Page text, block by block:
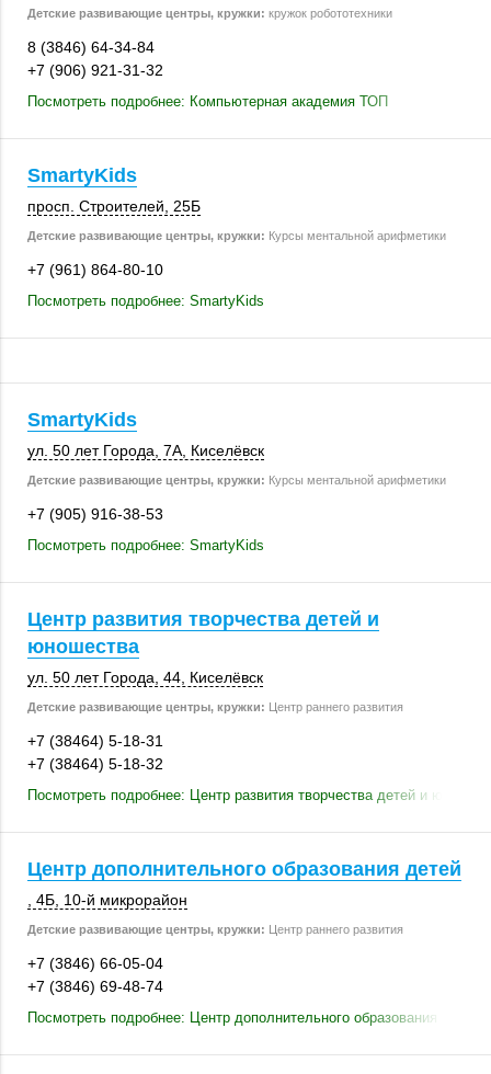
Детские развивающие центры, кружки: кружок робототехники
8 (3846) 64-34-84
+7 (906) 921-31-32
Посмотреть подробнее: Компьютерная академия ТОП
SmartyKids
просп. Строителей 25Б
Детские развивающие центры, кружки: Курсы ментальной арифметики
+7 (961) 864-80-10
Посмотреть подробнее: SmartyKids
SmartyKids
ул. 50 лет Города, 7А, Киселёвск
Детские развивающие центры, кружки: Курсы ментальной арифметики
+7 (905) 916-38-53
Посмотреть подробнее: SmartyKids
Центр развития творчества детей и
юношества
ул. 50 лет Города, 44, Киселёвск
Детские развивающие центры, кружки: Центр раннего развития
+7 (38464) 5-18-31
+7 (38464) 5-18-32
Посмотреть подробнее: Центр развития творчества детей и
Центр дополнительного образования детей
, 4Б 10-й микрорайон
Детские развивающие центры, кружки: Центр раннего развития
+7 (3846) 66-05-04
+7 (3846) 69-48-74
Посмотреть подробнее: Центр дополнительного образования детей